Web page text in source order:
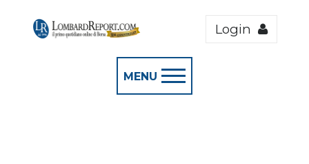
Login
MENU